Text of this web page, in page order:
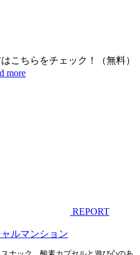
こちらをチェック！（無料）
more
REPORT
ルマンション